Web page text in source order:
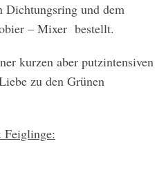
Dichtungsring und dem
– Mixer bestellt.
kurzen aber putzintensiven
zu den Grünen
Feiglinge: